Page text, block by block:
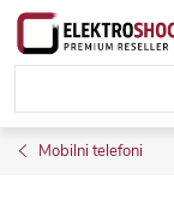
Skip
content
Mobilni telefoni